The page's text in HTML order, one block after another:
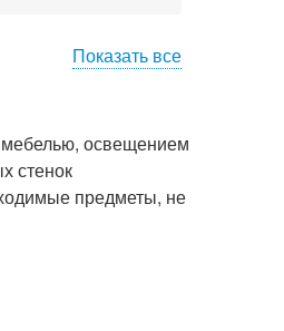
Показать все
освещением
стенок
предметы, не